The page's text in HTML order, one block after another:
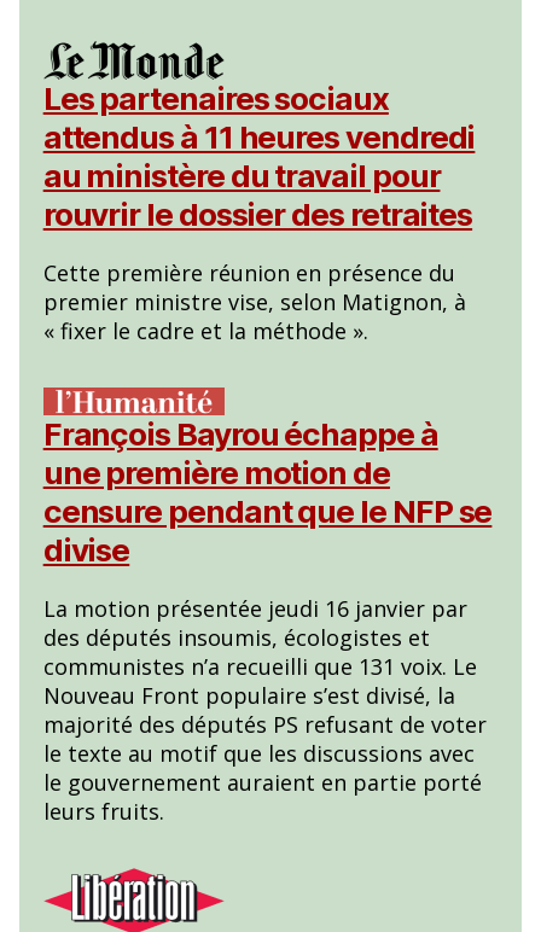
Les partenaires sociaux
attendus à 11 heures vendredi
au ministère du travail pour
rouvrir le dossier des retraites
Cette première réunion en présence du
premier ministre vise, selon Matignon, à
« fixer le cadre et la méthode ».
François Bayrou échappe à
une première motion de
censure pendant que le NFP se
divise
La motion présentée jeudi 16 janvier par
des députés insoumis, écologistes et
communistes n’a recueilli que 131 voix. Le
Nouveau Front populaire s’est divisé, la
majorité des députés PS refusant de voter
le texte au motif que les discussions avec
le gouvernement auraient en partie porté
leurs fruits.